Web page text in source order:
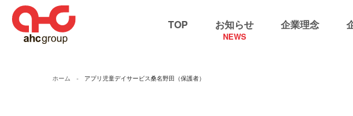
TOP お知らせ
NEWS
企業理念
ホーム アプリ児童デイサービス桑名野田（保護者）